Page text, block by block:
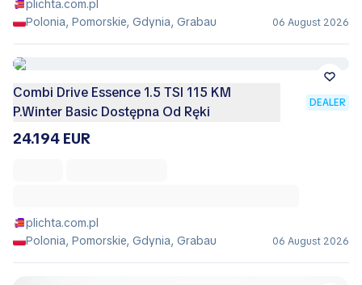
plichta.com.pl
Polonia, Pomorskie, Gdynia, Grabau
06 August 2026
Combi Drive Essence 1.5 TSI 115 KM
P.Winter Basic Dostępna Od Ręki
DEALER
24.194 EUR
plichta.com.pl
Polonia, Pomorskie, Gdynia, Grabau
06 August 2026